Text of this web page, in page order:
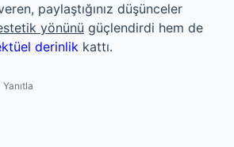
paylaştığınız düşünceler
yönünü güçlendirdi hem de
derinlik kattı.
Yanıtla